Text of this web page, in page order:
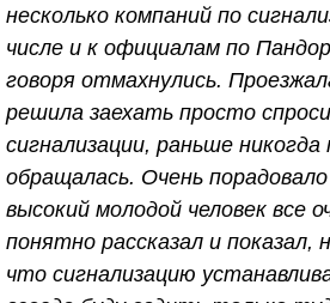
назад, за всё это время не
Иногда возникали некоторые
исключительно из-за того что
в инструкцию, и чисто поэтому
специалистам. И на любой,
вопрос получала подробный
консультацию. После 7ми лет
машина была продана и
"ласточка" . Вопрос о том куда
несколько компаний по
числе и к официалам по
говоря отмахнулись.
решила заехать просто
сигнализации, раньше
обращалась. Очень
высокий молодой человек все
понятно рассказал и показал,
что сигнализацию